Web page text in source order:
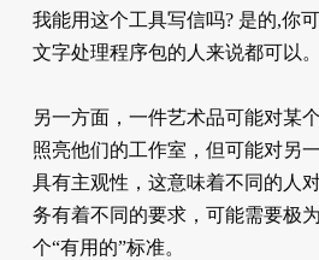
我能用这个工具写信吗? 是的,你
文字处理程序包的人来说都可以。
另一方面，一件艺术品可能对某
照亮他们的工作室，但可能对另
具有主观性，这意味着不同的人
务有着不同的要求，可能需要极
个“有用的”标准。